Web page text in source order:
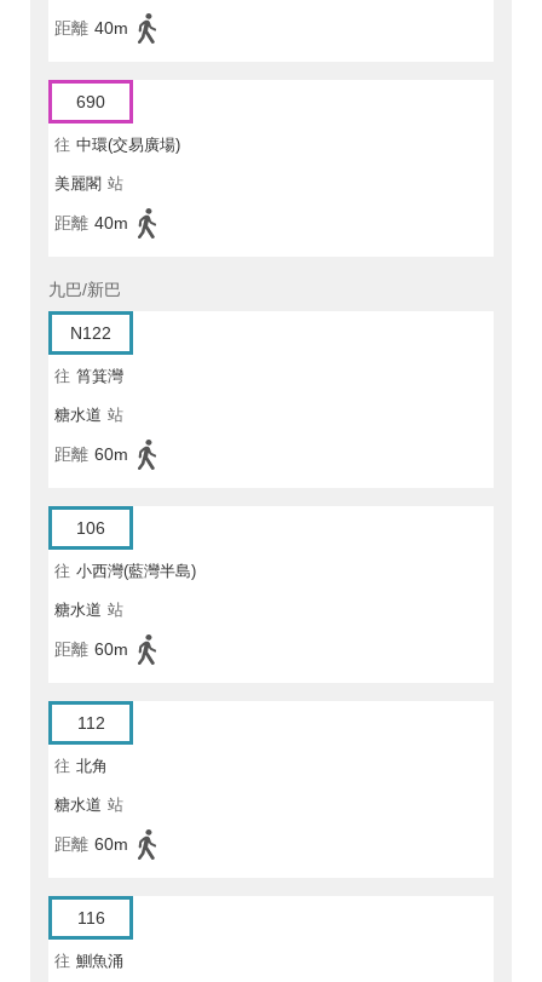
距離 40m
690
往 中環(交易廣場)
美麗閣 站
距離 40m
九巴/新巴
N122
往 筲箕灣
糖水道 站
距離 60m
106
往 小西灣(藍灣半島)
糖水道 站
距離 60m
112
往 北角
糖水道 站
距離 60m
116
往 鰂魚涌